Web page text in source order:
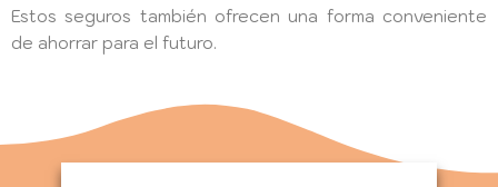
Estos seguros también ofrecen una forma conveniente
de ahorrar para el futuro.